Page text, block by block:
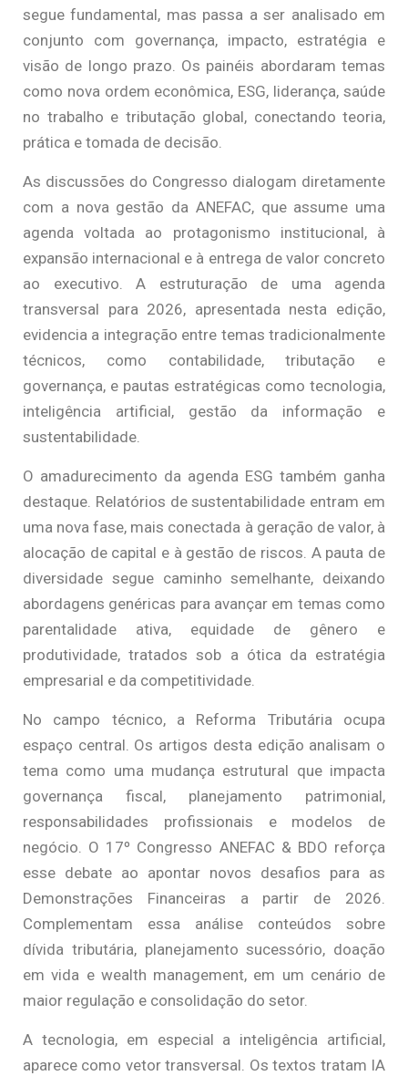
segue fundamental, mas passa a ser analisado em
conjunto com governança, impacto, estratégia e
visão de longo prazo. Os painéis abordaram temas
como nova ordem econômica, ESG, liderança, saúde
no trabalho e tributação global, conectando teoria,
prática e tomada de decisão.
As discussões do Congresso dialogam diretamente
com a nova gestão da ANEFAC, que assume uma
agenda voltada ao protagonismo institucional, à
expansão internacional e à entrega de valor concreto
ao executivo. A estruturação de uma agenda
transversal para 2026, apresentada nesta edição,
evidencia a integração entre temas tradicionalmente
técnicos, como contabilidade, tributação e
governança, e pautas estratégicas como tecnologia,
inteligência artificial, gestão da informação e
sustentabilidade.
O amadurecimento da agenda ESG também ganha
destaque. Relatórios de sustentabilidade entram em
uma nova fase, mais conectada à geração de valor, à
alocação de capital e à gestão de riscos. A pauta de
diversidade segue caminho semelhante, deixando
abordagens genéricas para avançar em temas como
parentalidade ativa, equidade de gênero e
produtividade, tratados sob a ótica da estratégia
empresarial e da competitividade.
No campo técnico, a Reforma Tributária ocupa
espaço central. Os artigos desta edição analisam o
tema como uma mudança estrutural que impacta
governança fiscal, planejamento patrimonial,
responsabilidades profissionais e modelos de
negócio. O 17º Congresso ANEFAC & BDO reforça
esse debate ao apontar novos desafios para as
Demonstrações Financeiras a partir de 2026.
Complementam essa análise conteúdos sobre
dívida tributária, planejamento sucessório, doação
em vida e wealth management, em um cenário de
maior regulação e consolidação do setor.
A tecnologia, em especial a inteligência artificial,
aparece como vetor transversal. Os textos tratam IA